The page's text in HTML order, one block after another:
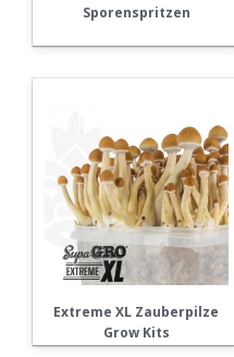
Sporenspritzen
Extreme XL Zauberpilze
Grow Kits